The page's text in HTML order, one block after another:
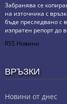
Забранява се
на източника с
бъде преследвано с
изпратен репорт до
RSS Новини
ВРЪЗКИ
Новини от днес